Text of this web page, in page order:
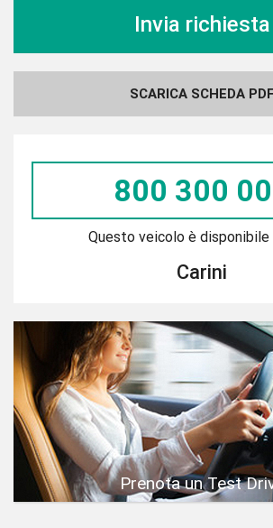
SCARICA SCHEDA PDF
800 300
Questo veicolo è disponibile
Carini
Prenota un Test